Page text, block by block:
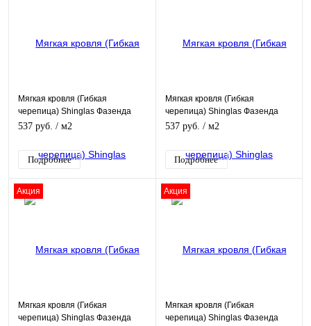
Мягкая кровля (Гибкая
черепица) Shinglas Фазенда
зеленый
537 руб. / м2
Подробнее
Мягкая кровля (Гибкая
черепица) Shinglas Фазенда
серый
537 руб. / м2
Подробнее
Акция
Мягкая кровля (Гибкая
черепица) Shinglas Фазенда
Акция
Мягкая кровля (Гибкая
черепица) Shinglas Фазенда